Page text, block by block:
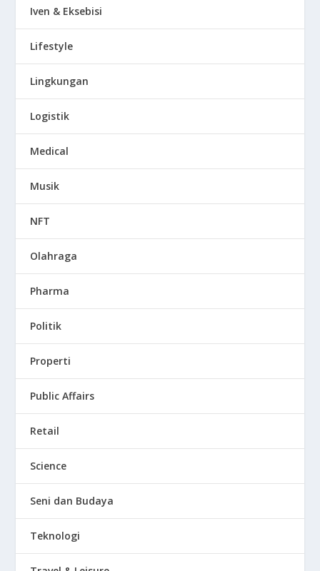
Iven & Eksebisi
Lifestyle
Lingkungan
Logistik
Medical
Musik
NFT
Olahraga
Pharma
Politik
Properti
Public Affairs
Retail
Science
Seni dan Budaya
Teknologi